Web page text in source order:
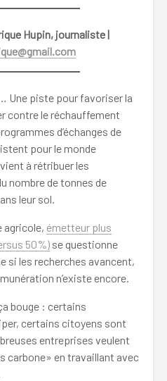
Hupin, journaliste |
Une piste pour favoriser la
contre le réchauffement
d’échanges de
pour le monde
à rétribuer les
nombre de tonnes de
leur sol.
agricole, émetteur plus
50%) se questionne
si les recherches avancent,
n’existe encore.
bouge : certains
certains citoyens sont
entreprises veulent
carbone» en travaillant avec